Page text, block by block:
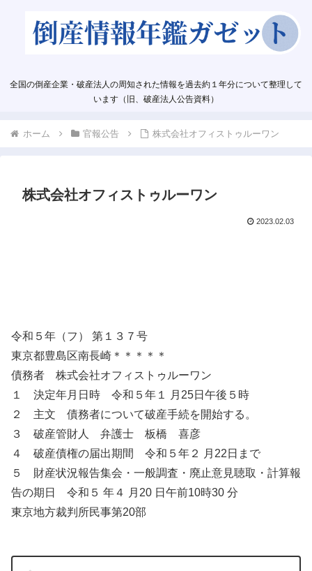
全国の倒産企業・破産法人の周知された情報を過去約１年分について整理して
います（旧、破産法人公告資料）
ホーム 官報公告 株式会社オフィストゥルーワン
株式会社オフィストゥルーワン
2023.02.03
令和５年（フ） 第１３７号
東京都豊島区南長崎＊＊＊＊＊
債務者 株式会社オフィストゥルーワン
１ 決定年月日時 令和５年１ 月25日午後５時
２ 主文 債務者について破産手続を開始する。
３ 破産管財人 弁護士 板橋 喜彦
４ 破産債権の届出期間 令和５年２ 月22日まで
５ 財産状況報告集会・一般調査・廃止意見聴取・計算報
告の期日 令和５ 年４ 月20 日午前10時30 分
東京地方裁判所民事第20部